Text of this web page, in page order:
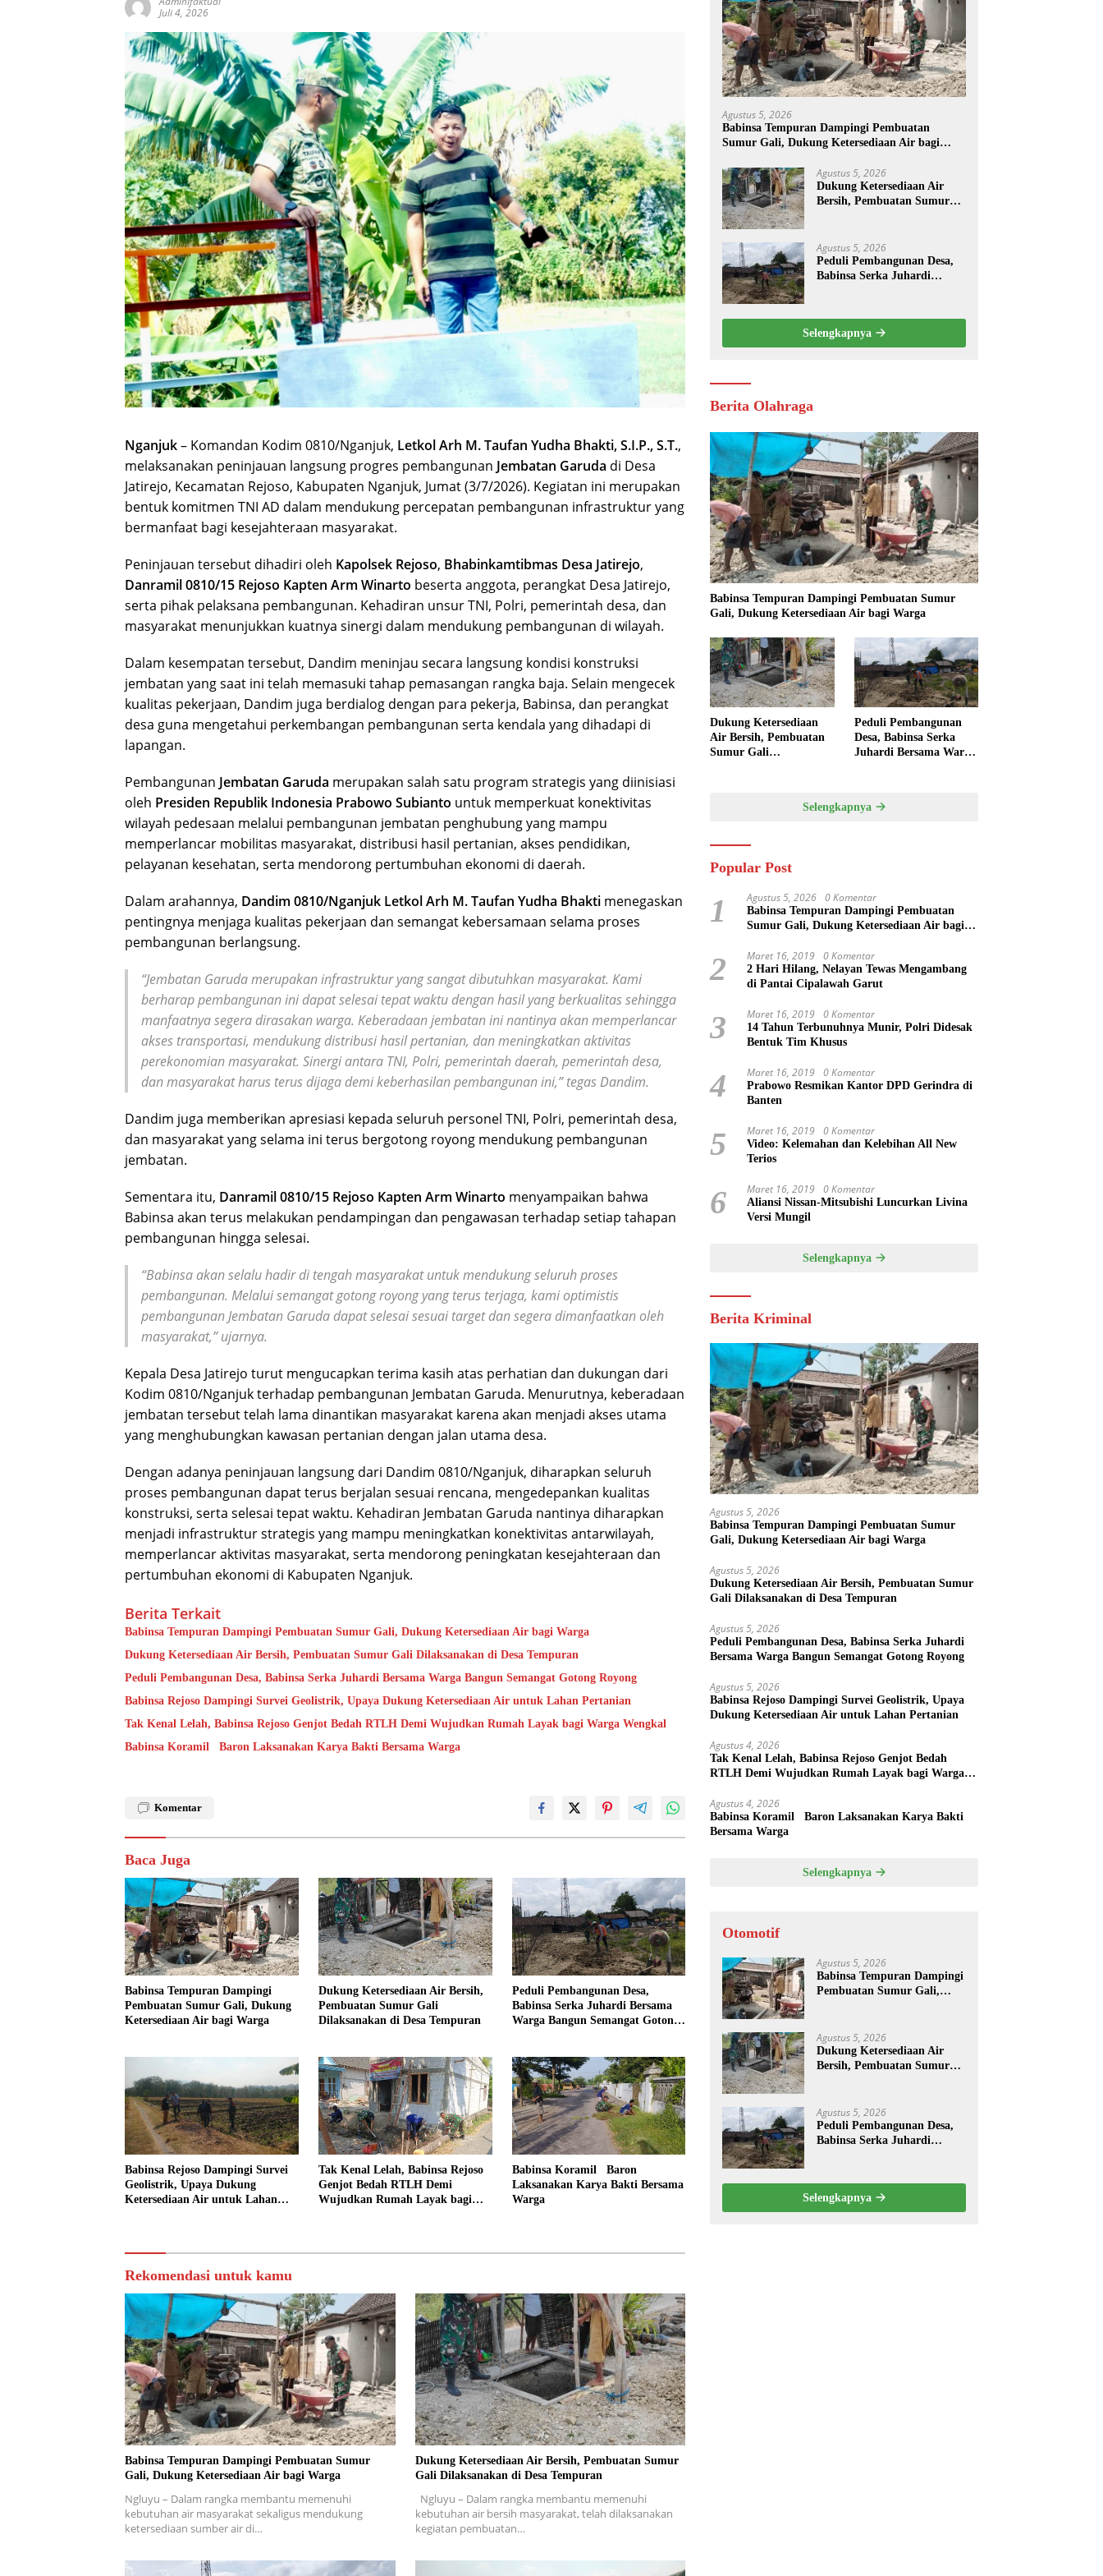
Juli 4, 2026
Nganjuk– Komandan Kodim 0810/Nganjuk, Letkol Arh M. Taufan Yudha Bhakti, S.I.P., S.T.,
melaksanakan peninjauan langsung progres pembangunan Jembatan Garuda di Desa
Jatirejo, Kecamatan Rejoso, Kabupaten Nganjuk, Jumat (3/7/2026). Kegiatan ini merupakan
bentuk komitmen TNI AD dalam mendukung percepatan pembangunan infrastruktur yang
bermanfaat bagi kesejahteraan masyarakat.
Peninjauan tersebut dihadiri oleh Kapolsek Rejoso, Bhabinkamtibmas Desa Jatirejo,
Danramil 0810/15 Rejoso Kapten Arm Winarto beserta anggota, perangkat Desa Jatirejo,
serta pihak pelaksana pembangunan. Kehadiran unsur TNI, Polri, pemerintah desa, dan
masyarakat menunjukkan kuatnya sinergi dalam mendukung pembangunan di wilayah.
Dalam kesempatan tersebut, Dandim meninjau secara langsung kondisi konstruksi
jembatan yang saat ini telah memasuki tahap pemasangan rangka baja. Selain mengecek
kualitas pekerjaan, Dandim juga berdialog dengan para pekerja, Babinsa, dan perangkat
desa guna mengetahui perkembangan pembangunan serta kendala yang dihadapi di
lapangan.
Pembangunan Jembatan Garuda merupakan salah satu program strategis yang diinisiasi
oleh Presiden Republik Indonesia Prabowo Subianto untuk memperkuat konektivitas
wilayah pedesaan melalui pembangunan jembatan penghubung yang mampu
memperlancar mobilitas masyarakat, distribusi hasil pertanian, akses pendidikan,
pelayanan kesehatan, serta mendorong pertumbuhan ekonomi di daerah.
Dalam arahannya, Dandim 0810/Nganjuk Letkol Arh M. Taufan Yudha Bhakti menegaskan
pentingnya menjaga kualitas pekerjaan dan semangat kebersamaan selama proses
pembangunan berlangsung.
“Jembatan Garuda merupakan infrastruktur yang sangat dibutuhkan masyarakat. Kami
berharap pembangunan ini dapat selesai tepat waktu dengan hasil yang berkualitas sehingga
manfaatnya segera dirasakan warga. Keberadaan jembatan ini nantinya akan memperlancar
akses transportasi, mendukung distribusi hasil pertanian, dan meningkatkan aktivitas
perekonomian masyarakat. Sinergi antara TNI, Polri, pemerintah daerah, pemerintah desa,
dan masyarakat harus terus dijaga demi keberhasilan pembangunan ini,”tegas Dandim.
Dandim juga memberikan apresiasi kepada seluruh personel TNI, Polri, pemerintah desa,
dan masyarakat yang selama ini terus bergotong royong mendukung pembangunan
jembatan.
Sementara itu, Danramil 0810/15 Rejoso Kapten Arm Winarto menyampaikan bahwa
Babinsa akan terus melakukan pendampingan dan pengawasan terhadap setiap tahapan
pembangunan hingga selesai.
“Babinsa akan selalu hadir di tengah masyarakat untuk mendukung seluruh proses
pembangunan. Melalui semangat gotong royong yang terus terjaga, kami optimistis
pembangunan Jembatan Garuda dapat selesai sesuai target dan segera dimanfaatkan oleh
masyarakat,”ujarnya.
Kepala Desa Jatirejo turut mengucapkan terima kasih atas perhatian dan dukungan dari
Kodim 0810/Nganjuk terhadap pembangunan Jembatan Garuda. Menurutnya, keberadaan
jembatan tersebut telah lama dinantikan masyarakat karena akan menjadi akses utama
yang menghubungkan kawasan pertanian dengan jalan utama desa.
Dengan adanya peninjauan langsung dari Dandim 0810/Nganjuk, diharapkan seluruh
proses pembangunan dapat terus berjalan sesuai rencana, mengedepankan kualitas
konstruksi, serta selesai tepat waktu. Kehadiran Jembatan Garuda nantinya diharapkan
menjadi infrastruktur strategis yang mampu meningkatkan konektivitas antarwilayah,
memperlancar aktivitas masyarakat, serta mendorong peningkatan kesejahteraan dan
pertumbuhan ekonomi di Kabupaten Nganjuk.
Berita Terkait
Babinsa Tempuran Dampingi Pembuatan Sumur Gali, Dukung Ketersediaan Air bagi Warga
Dukung Ketersediaan Air Bersih, Pembuatan Sumur Gali Dilaksanakan di Desa Tempuran
Peduli Pembangunan Desa, Babinsa Serka Juhardi Bersama Warga Bangun Semangat Gotong Royong
Babinsa Rejoso Dampingi Survei Geolistrik, Upaya Dukung Ketersediaan Air untuk Lahan Pertanian
Tak Kenal Lelah, Babinsa Rejoso Genjot Bedah RTLH Demi Wujudkan Rumah Layak bagi Warga Wengkal
Babinsa Koramil Baron Laksanakan Karya Bakti Bersama Warga
Komentar
Baca Juga
Babinsa Tempuran Dampingi
Pembuatan Sumur Gali, Dukung
Ketersediaan Air bagi Warga
Dukung Ketersediaan Air Bersih,
Pembuatan Sumur Gali
Dilaksanakan di Desa Tempuran
Peduli Pembangunan Desa,
Babinsa Serka Juhardi Bersama
Warga Bangun Semangat Gotong
Babinsa Rejoso Dampingi Survei
Geolistrik, Upaya Dukung
Ketersediaan Air untuk Lahan
Tak Kenal Lelah, Babinsa Rejoso
Genjot Bedah RTLH Demi
Wujudkan Rumah Layak bagi
Babinsa Koramil Baron
Laksanakan Karya Bakti Bersama
Warga
Rekomendasi untuk kamu
Babinsa Tempuran Dampingi Pembuatan Sumur
Gali, Dukung Ketersediaan Air bagi Warga
Ngluyu – Dalam rangka membantu memenuhi
kebutuhan air masyarakat sekaligus mendukung
ketersediaan sumber air di…
Dukung Ketersediaan Air Bersih, Pembuatan Sumur
Gali Dilaksanakan di Desa Tempuran
Ngluyu – Dalam rangka membantu memenuhi
kebutuhan air bersih masyarakat, telah dilaksanakan
kegiatan pembuatan…
Agustus 5, 2026
Babinsa Tempuran Dampingi Pembuatan
Sumur Gali, Dukung Ketersediaan Air bagi
Agustus 5, 2026
Dukung Ketersediaan Air
Bersih, Pembuatan Sumur
Agustus 5, 2026
Peduli Pembangunan Desa,
Babinsa Serka Juhardi
Selengkapnya
Berita Olahraga
Babinsa Tempuran Dampingi Pembuatan Sumur
Gali, Dukung Ketersediaan Air bagi Warga
Dukung Ketersediaan
Air Bersih, Pembuatan
Sumur Gali
Peduli Pembangunan
Desa, Babinsa Serka
Juhardi Bersama Warga
Selengkapnya
Popular Post
1 Agustus 5, 2026 0 Komentar
Babinsa Tempuran Dampingi Pembuatan
Sumur Gali, Dukung Ketersediaan Air bagi
2 Maret 16, 2019 0 Komentar
2 Hari Hilang, Nelayan Tewas Mengambang
di Pantai Cipalawah Garut
3 Maret 16, 2019 0 Komentar
14 Tahun Terbunuhnya Munir, Polri Didesak
Bentuk Tim Khusus
4 Maret 16, 2019 0 Komentar
Prabowo Resmikan Kantor DPD Gerindra di
Banten
5 Maret 16, 2019 0 Komentar
Video: Kelemahan dan Kelebihan All New
Terios
6 Maret 16, 2019 0 Komentar
Aliansi Nissan-Mitsubishi Luncurkan Livina
Versi Mungil
Selengkapnya
Berita Kriminal
Agustus 5, 2026
Babinsa Tempuran Dampingi Pembuatan Sumur
Gali, Dukung Ketersediaan Air bagi Warga
Agustus 5, 2026
Dukung Ketersediaan Air Bersih, Pembuatan Sumur
Gali Dilaksanakan di Desa Tempuran
Agustus 5, 2026
Peduli Pembangunan Desa, Babinsa Serka Juhardi
Bersama Warga Bangun Semangat Gotong Royong
Agustus 5, 2026
Babinsa Rejoso Dampingi Survei Geolistrik, Upaya
Dukung Ketersediaan Air untuk Lahan Pertanian
Agustus 4, 2026
Tak Kenal Lelah, Babinsa Rejoso Genjot Bedah
RTLH Demi Wujudkan Rumah Layak bagi Warga
Agustus 4, 2026
Babinsa Koramil Baron Laksanakan Karya Bakti
Bersama Warga
Selengkapnya
Otomotif
Agustus 5, 2026
Babinsa Tempuran Dampingi
Pembuatan Sumur Gali,
Agustus 5, 2026
Dukung Ketersediaan Air
Bersih, Pembuatan Sumur
Agustus 5, 2026
Peduli Pembangunan Desa,
Babinsa Serka Juhardi
Selengkapnya